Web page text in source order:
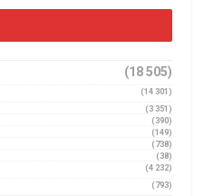
(18 505)
(14 301)
(3 351)
(390)
(149)
(738)
(38)
(4 232)
(793)